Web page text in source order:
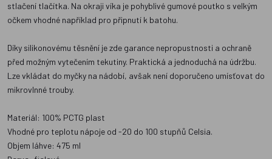
stlačení tlačítka. Na okraji víka je pohyblivé gumové poutko s velkým
očkem vhodné například pro připnutí k batohu.
Díky silikonovému těsnění je zde garance nepropustnosti a ochraně
před možným vytečením tekutiny. Praktická a jednoduchá na údržbu.
Lze vkládat do myčky na nádobí, avšak není doporučeno umísťovat do
mikrovlnné trouby.
Materiál: 100% PCTG plast
Vhodné pro teplotu nápoje od -20 do 100 stupňů Celsia.
Objem láhve: 475 ml